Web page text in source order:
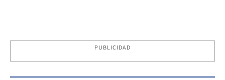
PUBLICIDAD